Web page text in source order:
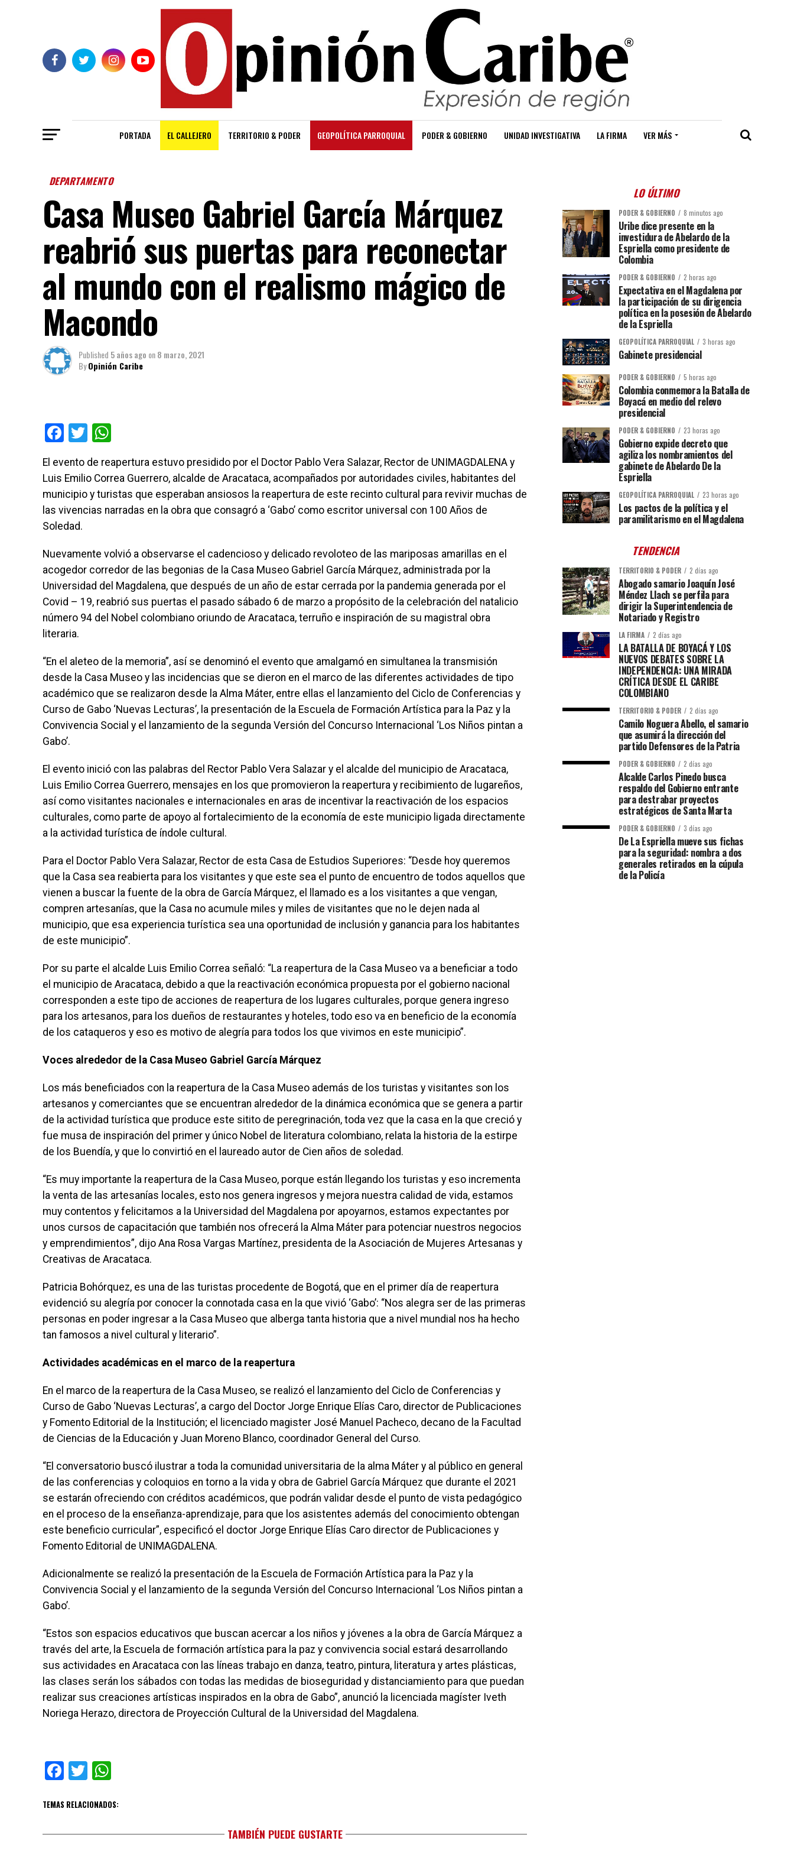
PORTADA EL CALLEJERO TERRITORIO & PODER GEOPOLÍTICA PARROQUIAL PODER & GOBIERNO UNIDAD INVESTIGATIVA LA FIRMA VER MÁS
DEPARTAMENTO
Casa Museo Gabriel García Márquez
reabrió sus puertas para reconectar
al mundo con el realismo mágico de
Macondo
Published 5 años ago on8 marzo, 2021
ByOpinión Caribe
Facebook
Twitter
El evento de reapertura estuvo presidido por el Doctor Pablo Vera Salazar, Rector de UNIMAGDALENA y
Luis Emilio Correa Guerrero, alcalde de Aracataca, acompañados por autoridades civiles, habitantes del
municipio y turistas que esperaban ansiosos la reapertura de este recinto cultural para revivir muchas de
las vivencias narradas en la obra que consagró a ‘Gabo’ como escritor universal con 100 Años de
Soledad.
Nuevamente volvió a observarse el cadencioso y delicado revoloteo de las mariposas amarillas en el
acogedor corredor de las begonias de la Casa Museo Gabriel García Márquez, administrada por la
Universidad del Magdalena, que después de un año de estar cerrada por la pandemia generada por el
Covid – 19, reabrió sus puertas el pasado sábado 6 de marzo a propósito de la celebración del natalicio
número 94 del Nobel colombiano oriundo de Aracataca, terruño e inspiración de su magistral obra
literaria.
“En el aleteo de la memoria”, así se denominó el evento que amalgamó en simultanea la transmisión
desde la Casa Museo y las incidencias que se dieron en el marco de las diferentes actividades de tipo
académico que se realizaron desde la Alma Máter, entre ellas el lanzamiento del Ciclo de Conferencias y
Curso de Gabo ‘Nuevas Lecturas’, la presentación de la Escuela de Formación Artística para la Paz y la
Convivencia Social y el lanzamiento de la segunda Versión del Concurso Internacional ‘Los Niños pintan a
Gabo’.
El evento inició con las palabras del Rector Pablo Vera Salazar y el alcalde del municipio de Aracataca,
Luis Emilio Correa Guerrero, mensajes en los que promovieron la reapertura y recibimiento de lugareños,
así como visitantes nacionales e internacionales en aras de incentivar la reactivación de los espacios
culturales, como parte de apoyo al fortalecimiento de la economía de este municipio ligada directamente
a la actividad turística de índole cultural.
Para el Doctor Pablo Vera Salazar, Rector de esta Casa de Estudios Superiores: “Desde hoy queremos
que la Casa sea reabierta para los visitantes y que este sea el punto de encuentro de todos aquellos que
vienen a buscar la fuente de la obra de García Márquez, el llamado es a los visitantes a que vengan,
compren artesanías, que la Casa no acumule miles y miles de visitantes que no le dejen nada al
municipio, que esa experiencia turística sea una oportunidad de inclusión y ganancia para los habitantes
de este municipio”.
Por su parte el alcalde Luis Emilio Correa señaló: “La reapertura de la Casa Museo va a beneficiar a todo
el municipio de Aracataca, debido a que la reactivación económica propuesta por el gobierno nacional
corresponden a este tipo de acciones de reapertura de los lugares culturales, porque genera ingreso
para los artesanos, para los dueños de restaurantes y hoteles, todo eso va en beneficio de la economía
de los cataqueros y eso es motivo de alegría para todos los que vivimos en este municipio”.
Voces alrededor de la Casa Museo Gabriel García Márquez
Los más beneficiados con la reapertura de la Casa Museo además de los turistas y visitantes son los
artesanos y comerciantes que se encuentran alrededor de la dinámica económica que se genera a partir
de la actividad turística que produce este sitito de peregrinación, toda vez que la casa en la que creció y
fue musa de inspiración del primer y único Nobel de literatura colombiano, relata la historia de la estirpe
de los Buendía, y que lo convirtió en el laureado autor de Cien años de soledad.
“Es muy importante la reapertura de la Casa Museo, porque están llegando los turistas y eso incrementa
la venta de las artesanías locales, esto nos genera ingresos y mejora nuestra calidad de vida, estamos
muy contentos y felicitamos a la Universidad del Magdalena por apoyarnos, estamos expectantes por
unos cursos de capacitación que también nos ofrecerá la Alma Máter para potenciar nuestros negocios
y emprendimientos”, dijo Ana Rosa Vargas Martínez, presidenta de la Asociación de Mujeres Artesanas y
Creativas de Aracataca.
Patricia Bohórquez, es una de las turistas procedente de Bogotá, que en el primer día de reapertura
evidenció su alegría por conocer la connotada casa en la que vivió ‘Gabo’: “Nos alegra ser de las primeras
personas en poder ingresar a la Casa Museo que alberga tanta historia que a nivel mundial nos ha hecho
tan famosos a nivel cultural y literario”.
Actividades académicas en el marco de la reapertura
En el marco de la reapertura de la Casa Museo, se realizó el lanzamiento del Ciclo de Conferencias y
Curso de Gabo ‘Nuevas Lecturas’, a cargo del Doctor Jorge Enrique Elías Caro, director de Publicaciones
y Fomento Editorial de la Institución; el licenciado magister José Manuel Pacheco, decano de la Facultad
de Ciencias de la Educación y Juan Moreno Blanco, coordinador General del Curso.
“El conversatorio buscó ilustrar a toda la comunidad universitaria de la alma Máter y al público en general
de las conferencias y coloquios en torno a la vida y obra de Gabriel García Márquez que durante el 2021
se estarán ofreciendo con créditos académicos, que podrán validar desde el punto de vista pedagógico
en el proceso de la enseñanza-aprendizaje, para que los asistentes además del conocimiento obtengan
este beneficio curricular”, especificó el doctor Jorge Enrique Elías Caro director de Publicaciones y
Fomento Editorial de UNIMAGDALENA.
Adicionalmente se realizó la presentación de la Escuela de Formación Artística para la Paz y la
Convivencia Social y el lanzamiento de la segunda Versión del Concurso Internacional ‘Los Niños pintan a
Gabo’.
“Estos son espacios educativos que buscan acercar a los niños y jóvenes a la obra de García Márquez a
través del arte, la Escuela de formación artística para la paz y convivencia social estará desarrollando
sus actividades en Aracataca con las líneas trabajo en danza, teatro, pintura, literatura y artes plásticas,
las clases serán los sábados con todas las medidas de bioseguridad y distanciamiento para que puedan
realizar sus creaciones artísticas inspirados en la obra de Gabo”, anunció la licenciada magíster Iveth
Noriega Herazo, directora de Proyección Cultural de la Universidad del Magdalena.
Facebook
Twitter
TEMAS RELACIONADOS:
TAMBIÉN PUEDE GUSTARTE
LO ÚLTIMO
PODER & GOBIERNO 8 minutos ago
Uribe dice presente en la
investidura de Abelardo de la
Espriella como presidente de
Colombia
PODER & GOBIERNO 2 horas ago
Expectativa en el Magdalena por
la participación de su dirigencia
política en la posesión de Abelardo
de la Espriella
GEOPOLÍTICA PARROQUIAL 3 horas ago
Gabinete presidencial
PODER & GOBIERNO 5 horas ago
Colombia conmemora la Batalla de
Boyacá en medio del relevo
presidencial
PODER & GOBIERNO 23 horas ago
Gobierno expide decreto que
agiliza los nombramientos del
gabinete de Abelardo De la
Espriella
GEOPOLÍTICA PARROQUIAL 23 horas ago
Los pactos de la política y el
paramilitarismo en el Magdalena
TENDENCIA
TERRITORIO & PODER 2 días ago
Abogado samario Joaquín José
Méndez Llach se perfila para
dirigir la Superintendencia de
Notariado y Registro
LA FIRMA 2 días ago
LA BATALLA DE BOYACÁ Y LOS
NUEVOS DEBATES SOBRE LA
INDEPENDENCIA: UNA MIRADA
CRÍTICA DESDE EL CARIBE
COLOMBIANO
TERRITORIO & PODER 2 días ago
Camilo Noguera Abello, el samario
que asumirá la dirección del
partido Defensores de la Patria
PODER & GOBIERNO 2 días ago
Alcalde Carlos Pinedo busca
respaldo del Gobierno entrante
para destrabar proyectos
estratégicos de Santa Marta
PODER & GOBIERNO 3 días ago
De La Espriella mueve sus fichas
para la seguridad: nombra a dos
generales retirados en la cúpula
de la Policía